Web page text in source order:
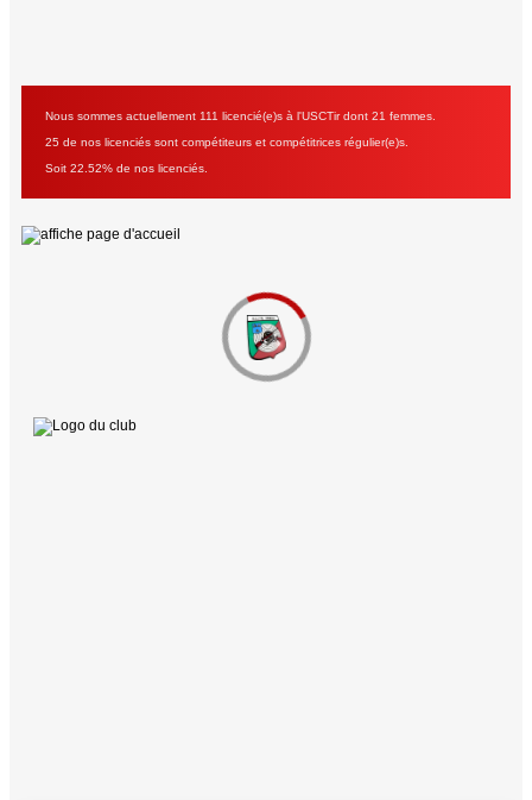
Nous sommes actuellement 111 licencié(e)s à l'USCTir dont 21 femmes.
25 de nos licenciés sont compétiteurs et compétitrices régulier(e)s.
Soit 22.52% de nos licenciés.